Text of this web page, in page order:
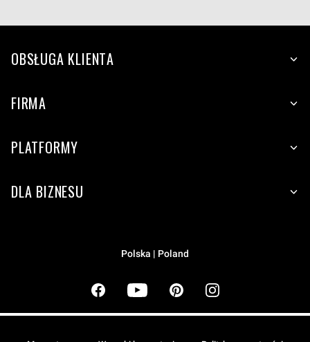
OBSŁUGA KLIENTA
FIRMA
PLATFORMY
DLA BIZNESU
Polska | Poland